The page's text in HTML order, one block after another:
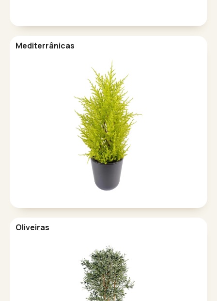
Mediterrânicas
Oliveiras